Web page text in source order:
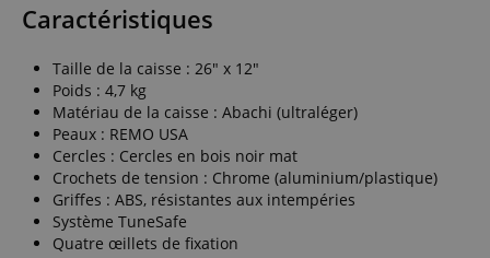
Caractéristiques
Taille de la caisse : 26" x 12"
Poids : 4,7 kg
Matériau de la caisse : Abachi (ultraléger)
Peaux : REMO USA
Cercles : Cercles en bois noir mat
Crochets de tension : Chrome (aluminium/plastique)
Griffes : ABS, résistantes aux intempéries
Système TuneSafe
Quatre œillets de fixation